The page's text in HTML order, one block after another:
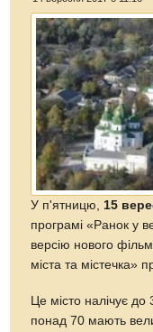
У п'ятницю, 15
програмі «Ранок у
версію нового
міста та містечка»
Це місто налічує
понад 70 мають